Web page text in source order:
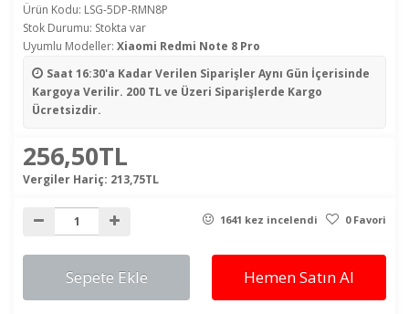
Ürün Kodu: LSG-5DP-RMN8P
Stok Durumu: Stokta var
Uyumlu Modeller: Xiaomi Redmi Note 8 Pro
Saat 16:30'a Kadar Verilen SiparişlerAynı Gün İçerisinde
Kargoya Verilir. 200 TL ve Üzeri Siparişlerde Kargo
Ücretsizdir.
256,50TL
Vergiler Hariç: 213,75TL
1641 kez incelendi 0 Favori
Sepete Ekle Hemen Satın Al